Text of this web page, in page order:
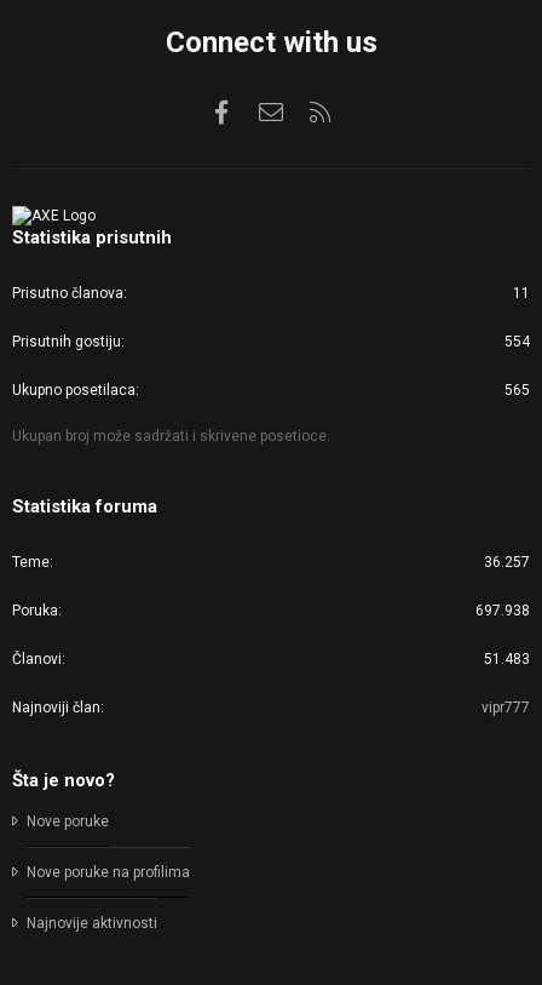
Connect with us
FacebookKontaktirajte nas
Statistika prisutnih
Prisutno članova 11
Prisutnih gostiju 554
Ukupno posetilaca 565
Ukupan broj može sadržati i skrivene posetioce.
Statistika foruma
Teme 36.257
Poruka 697.938
Članovi 51.483
Najnoviji član vipr777
Šta je novo?
Nove poruke
Nove poruke na profilima
Najnovije aktivnosti